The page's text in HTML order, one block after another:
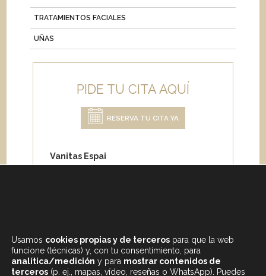
TRATAMIENTOS FACIALES
UÑAS
PIDE TU CITA AQUÍ
RESERVA TU CITA YA
Vanitas Espai
Carrer de Paris 204
Usamos cookies propias y de terceros para que la web
funcione (técnicas) y, con tu consentimiento, para
analítica/medición y para mostrar contenidos de
terceros (p. ej., mapas, vídeo, reseñas o WhatsApp). Puedes